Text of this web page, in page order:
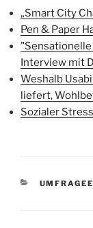
„Smart City
Pen & Paper
"Sensationelle
Interview mit
Weshalb
liefert,
Sozialer